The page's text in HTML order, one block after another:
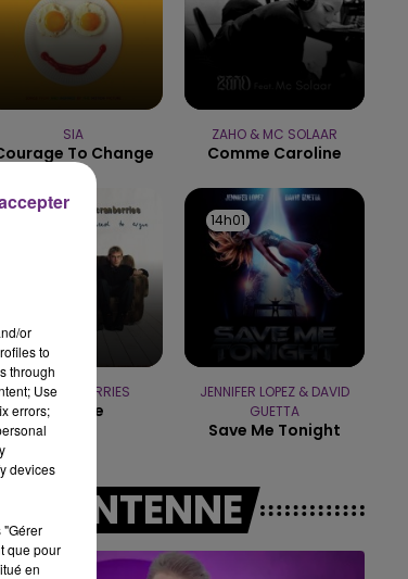
7h00 - 12h00
LE WEEK-END CHAMPAGNE FM
SIA
To Change
ZAHO & MC SOLAAR
Comme Caroline
THE CRANBERRIES
Zombie
14h01
14h01
JENNIFER LOPEZ & DAVID
GUETTA
Save Me Tonight
A L'ANTENNE
or
to
through
Use
errors;
devices
"Gérer
que pour
en